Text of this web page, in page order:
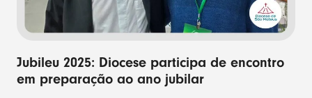
Jubileu 2025: Diocese participa de encontro
em preparação ao ano jubilar